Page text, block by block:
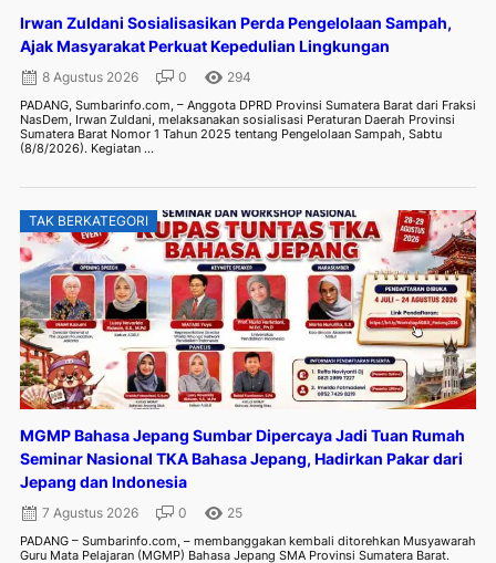
Irwan Zuldani Sosialisasikan Perda Pengelolaan Sampah,
Ajak Masyarakat Perkuat Kepedulian Lingkungan
8 Agustus 2026 0 294
PADANG, Sumbarinfo.com, – Anggota DPRD Provinsi Sumatera Barat dari Fraksi
NasDem, Irwan Zuldani, melaksanakan sosialisasi Peraturan Daerah Provinsi
Sumatera Barat Nomor 1 Tahun 2025 tentang Pengelolaan Sampah, Sabtu
(8/8/2026). Kegiatan ...
TAK BERKATEGORI
MGMP Bahasa Jepang Sumbar Dipercaya Jadi Tuan Rumah
Seminar Nasional TKA Bahasa Jepang, Hadirkan Pakar dari
Jepang dan Indonesia
7 Agustus 2026 0 25
PADANG – Sumbarinfo.com, – membanggakan kembali ditorehkan Musyawarah
Guru Mata Pelajaran (MGMP) Bahasa Jepang SMA Provinsi Sumatera Barat.